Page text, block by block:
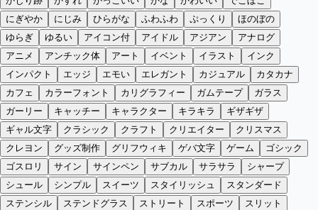
にぎやか
にじみ ひらがな ふわふわ ぷっくり
ほのぼの
ゆらぎ
ゆるい アイコン付 アイドル アジアン
アナログ
アニメ
アンチック体 アート イベント イラスト
インク
インパクト
エッジ エモい エレガント カジュアル
カタカナ
カフェ
カラーフォント カリグラフィー ガムテープ
ガラス
ガーリー
キャッチー キャラクター キラキラ
ギザギザ
ギャル文字
クラシック クラフト クリエイター
クリスマス
クレヨン
グッズ制作 グリフウィキ ゲバ文字 ゲーム
ゴシック
ゴスロリ
サイン サインペン サブカル サラサラ
シャープ
シュール
シンプル スイーツ スタイリッシュ
スタンダード
ステンシル
ステンドグラス ストリート スポーツ
スリット